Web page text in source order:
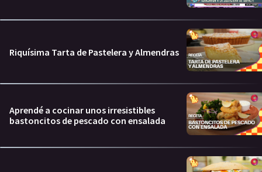
Riquísima Tarta de Pastelera y Almendras
Aprendé a cocinar unos irresistibles
bastoncitos de pescado con ensalada